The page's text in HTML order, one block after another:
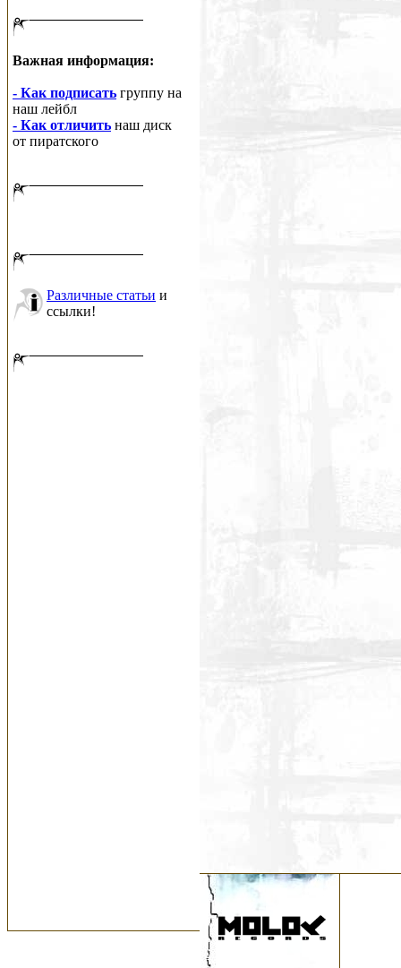
Важная информация:
- Как подписать группу на
наш лейбл
- Как отличить наш диск
от пиратского
Различные статьи и
ссылки!